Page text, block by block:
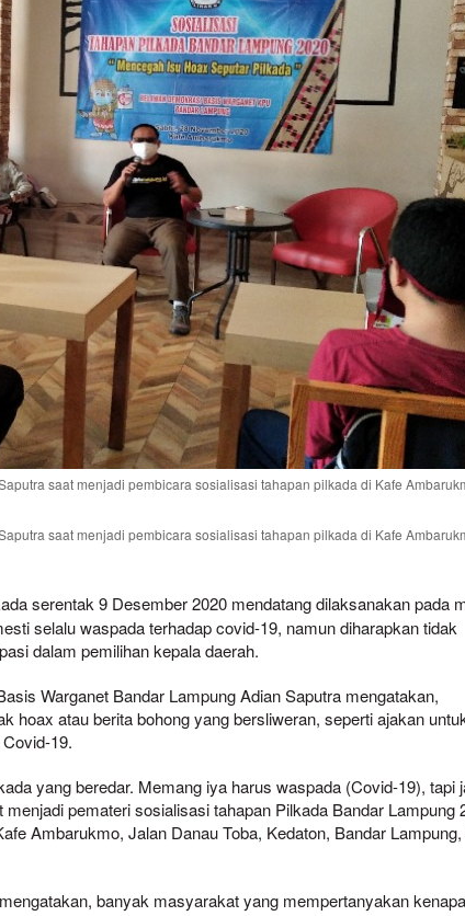
saat menjadi pembicara sosialisasi tahapan pilkada di Kafe
saat menjadi pembicara sosialisasi tahapan pilkada di Kafe
serentak 9 Desember 2020 mendatang dilaksanakan pada
selalu waspada terhadap covid-19, namun diharapkan tidak
dalam pemilihan kepala daerah.
Warganet Bandar Lampung Adian Saputra mengatakan,
hoax atau berita bohong yang bersliweran, seperti ajakan
19.
yang beredar. Memang iya harus waspada (Covid-19), tapi
menjadi pemateri sosialisasi tahapan Pilkada Bandar Lampung
Ambarukmo, Jalan Danau Toba, Kedaton, Bandar
banyak masyarakat yang mempertanyakan kenapa